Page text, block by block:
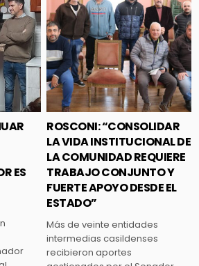
ES
Posted
in
ROSCONI: “CONSOLIDAR
LA VIDA INSTITUCIONAL DE
LA COMUNIDAD REQUIERE
TRABAJO CONJUNTO Y
FUERTE APOYO DESDE EL
ESTADO”
Más de veinte entidades
intermedias casildenses
recibieron aportes